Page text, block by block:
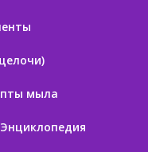
мыла
Энциклопедия